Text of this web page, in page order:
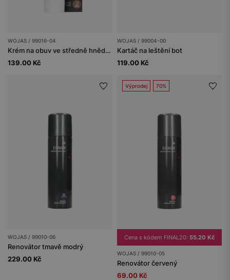
WOJAS / 99016-04
Krém na obuv ve středně hnědé barvě
139.00 Kč
WOJAS / 99004-00
Kartáč na leštění bot
119.00 Kč
WOJAS / 99010-06
Renovátor tmavě modrý
229.00 Kč
Výprodej 70%
Cena s kódem FINAL20: 55.20 Kč
WOJAS / 99010-05
Renovátor červený
69.00 Kč